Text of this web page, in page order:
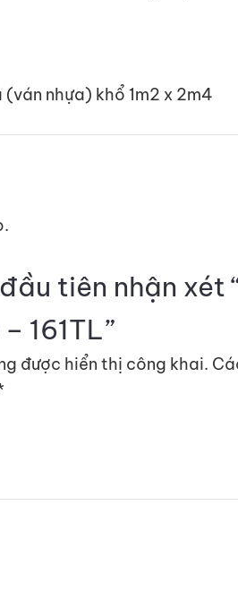
(ván nhựa) khổ 1m2 x 2m4
tiên nhận xét
161TL”
được hiển thị công khai.